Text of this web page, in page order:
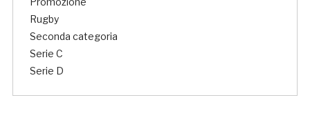
Rugby
Seconda categoria
Serie C
Serie D